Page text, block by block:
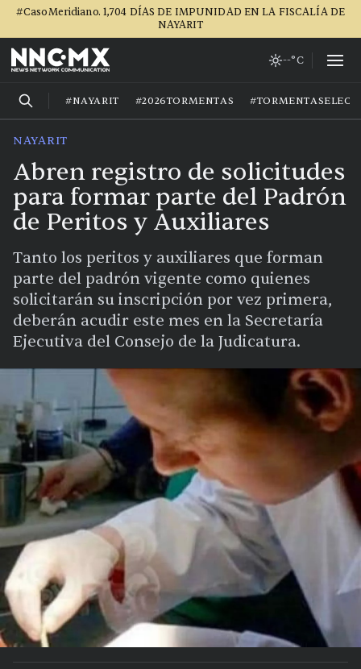
#CasoMeridiano. 1,704 DÍAS DE IMPUNIDAD EN LA FISCALÍA DE
NAYARIT
--°C
#NAYARIT #2026TORMENTAS
NAYARIT
Abren registro de solicitudes
para formar parte del Padrón
de Peritos y Auxiliares
Tanto los peritos y auxiliares que forman
parte del padrón vigente como quienes
solicitarán su inscripción por vez primera,
deberán acudir este mes en la Secretaría
Ejecutiva del Consejo de la Judicatura.